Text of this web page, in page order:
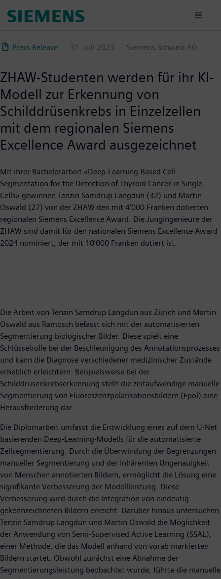
zum
Press Release
31. Juli 2023 Siemens Schweiz AG
ZHAW-Studenten werden für ihr KI-
Modell zur Erkennung von
Schilddrüsenkrebs in Einzelzellen
mit dem regionalen Siemens
Excellence Award ausgezeichnet
Mit ihrer Bachelorarbeit «Deep-Learning-Based Cell
Segmentation for the Detection of Thyroid Cancer in Single
Cells» gewinnen Tenzin Samdrup Langdun (32) und Martin
Oswald (27) von der ZHAW den mit 4’000 Franken dotierten
regionalen Siemens Excellence Award. Die Jungingenieure der
ZHAW sind damit für den nationalen Siemens Excellence Award
2024 nominiert, der mit 10’000 Franken dotiert ist.
Die Arbeit von Tenzin Samdrup Langdun aus Zürich und Martin
Oswald aus Ramosch befasst sich mit der automatisierten
Segmentierung biologischer Bilder. Diese spielt eine
Schlüsselrolle bei der Beschleunigung des Annotationsprozesses
und kann die Diagnose verschiedener medizinischer Zustände
erheblich erleichtern. Beispielsweise bei der
Schilddrüsenkrebserkennung stellt die zeitaufwendige manuelle
Segmentierung von Fluoreszenzpolarisationsbildern (Fpol) eine
Herausforderung dar.
Die Diplomarbeit umfasst die Entwicklung eines auf dem U-Net
basierenden Deep-Learning-Modells für die automatisierte
Zellsegmentierung. Durch die Überwindung der Begrenzungen
manueller Segmentierung und der inhärenten Ungenauigkeit
von Menschen annotierten Bildern, ermöglicht die Lösung eine
signifikante Verbesserung der Modellleistung. Diese
Verbesserung wird durch die Integration von eindeutig
gekennzeichneten Bildern erreicht. Darüber hinaus untersuchen
Tenzin Samdrup Langdun und Martin Oswald die Möglichkeit
der Anwendung von Semi-Supervised Active Learning (SSAL),
einer Methode, die das Modell anhand von vorab markierten
Bildern startet. Obwohl zunächst eine Abnahme der
Segmentierungsleistung beobachtet wurde, führte die manuelle